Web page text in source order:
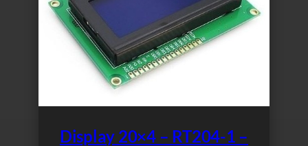
Display 20×4 – RT204-1 –